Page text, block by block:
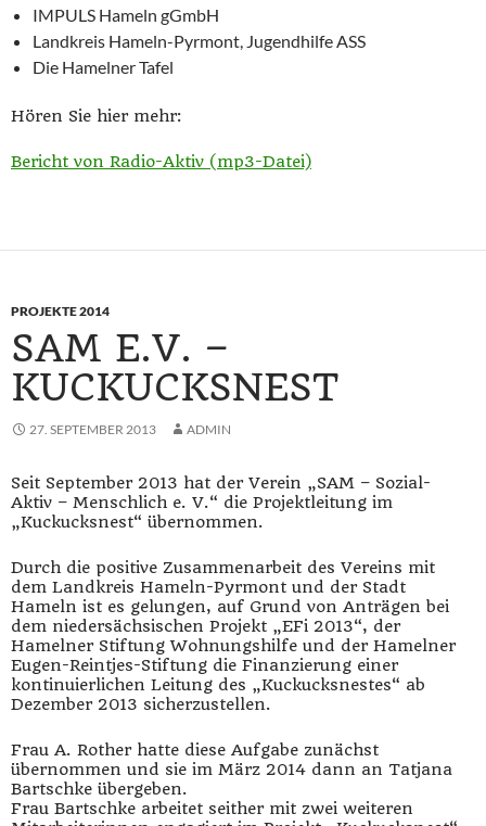
IMPULS Hameln gGmbH
Landkreis Hameln-Pyrmont, Jugendhilfe ASS
Die Hamelner Tafel
Hören Sie hier mehr:
Bericht von Radio-Aktiv (mp3-Datei)
PROJEKTE 2014
SAM E.V. –
KUCKUCKSNEST
27. SEPTEMBER 2013 ADMIN
Seit September 2013 hat der Verein „SAM – Sozial-
Aktiv – Menschlich e. V.“ die Projektleitung im
„Kuckucksnest“ übernommen.
Durch die positive Zusammenarbeit des Vereins mit
dem Landkreis Hameln-Pyrmont und der Stadt
Hameln ist es gelungen, auf Grund von Anträgen bei
dem niedersächsischen Projekt „EFi 2013“, der
Hamelner Stiftung Wohnungshilfe und der Hamelner
Eugen-Reintjes-Stiftung die Finanzierung einer
kontinuierlichen Leitung des „Kuckucksnestes“ ab
Dezember 2013 sicherzustellen.
Frau A. Rother hatte diese Aufgabe zunächst
übernommen und sie im März 2014 dann an Tatjana
Bartschke übergeben.
Frau Bartschke arbeitet seither mit zwei weiteren